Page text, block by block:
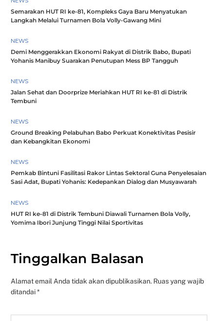
Semarakan HUT RI ke-81, Kompleks Gaya Baru Menyatukan
Langkah Melalui Turnamen Bola Volly-Gawang Mini
NEWS
Demi Menggerakkan Ekonomi Rakyat di Distrik Babo, Bupati
Yohanis Manibuy Suarakan Penutupan Mess BP Tangguh
NEWS
Jalan Sehat dan Doorprize Meriahkan HUT RI ke-81 di Distrik
Tembuni
NEWS
Ground Breaking Pelabuhan Babo Perkuat Konektivitas Pesisir
dan Kebangkitan Ekonomi
NEWS
Pemkab Bintuni Fasilitasi Rakor Lintas Sektoral Guna Penyelesaian
Sasi Adat, Bupati Yohanis: Kedepankan Dialog dan Musyawarah
NEWS
HUT RI ke-81 di Distrik Tembuni Diawali Turnamen Bola Volly,
Yomima Ibori Junjung Tinggi Nilai Sportivitas
Tinggalkan Balasan
Alamat email Anda tidak akan dipublikasikan. Ruas yang wajib
ditandai*